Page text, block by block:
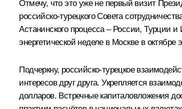
Отмечу, что это уже не первый визит
российско-турецкого Совета
Астанинского процесса – России, Турции
энергетической неделе в Москве в октябре
Подчеркну, российско-турецкое
интересов друг друга. Укрепляется
долларов. Встречные капиталовложения